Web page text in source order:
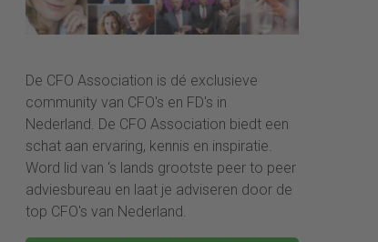
De CFO Association is dé exclusieve
community van CFO's en FD's in
Nederland. De CFO Association biedt een
schat aan ervaring, kennis en inspiratie.
Word lid van ‘s lands grootste peer to peer
adviesbureau en laat je adviseren door de
top CFO's van Nederland.